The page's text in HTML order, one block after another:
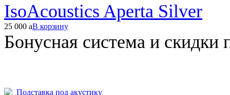
IsoAcoustics Aperta Silver
25 000 aВ корзину
Бонусная система и скидки